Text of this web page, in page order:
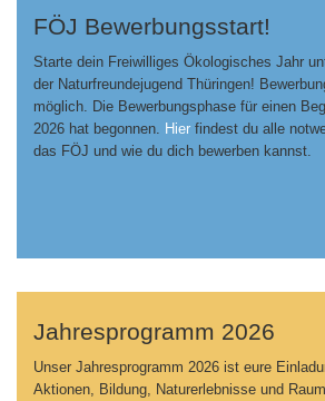
FÖJ Bewerbungsstart!
Starte dein Freiwilliges Ökologisches Jahr
der Naturfreundejugend Thüringen!
möglich. Die Bewerbungsphase für einen
2026 hat begonnen. Hier findest du alle
das FÖJ und wie du dich bewerben kannst.
Jahresprogramm 2026
Unser Jahresprogramm 2026 ist eure
Aktionen, Bildung, Naturerlebnisse und